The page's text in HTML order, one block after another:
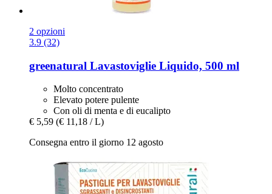
2 opzioni
3.9 (32)
greenatural Lavastoviglie Liquido, 500 ml
Molto concentrato
Elevato potere pulente
Con oli di menta e di eucalipto
€ 5,59 (€ 11,18 / L)
Consegna entro il giorno 12 agosto